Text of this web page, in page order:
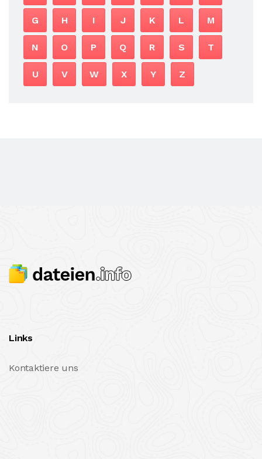
G H I J K L M
N O P Q R S T
U V W X Y Z
Links
Kontaktiere uns